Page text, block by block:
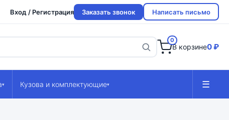
Вход / Регистрация Заказать звонок Написать письмо
0
В корзине0 ₽
▾ Кузова и комплектующие▾ ☰